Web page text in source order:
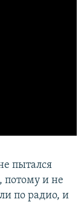
пытался
потому и не
по радио, и